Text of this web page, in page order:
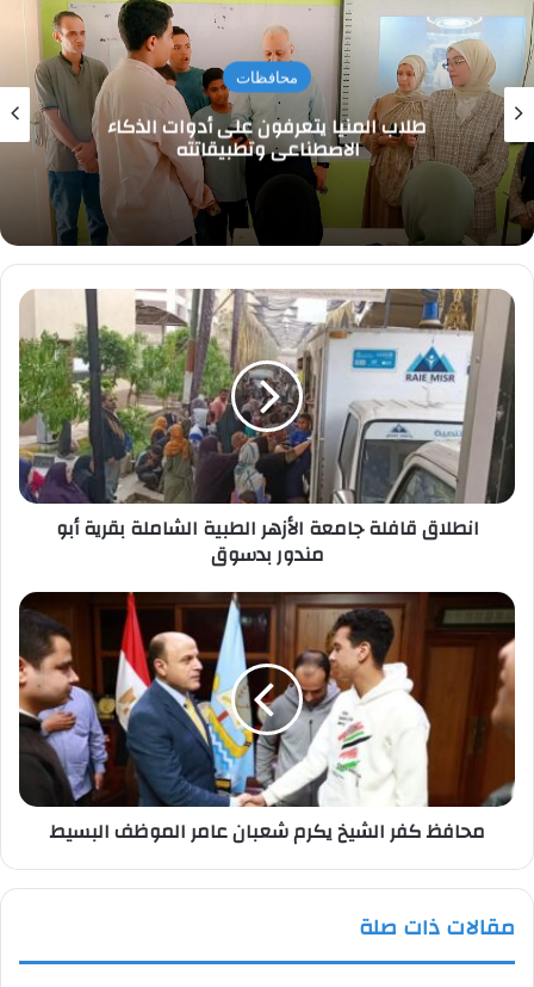
محافظات
طلاب المنيا يتعرفون على أدوات الذكاء
الاصطناعي وتطبيقاتته
انطلاق
قافلة
جامعة
الأزهر
الطبية
الشاملة
بقرية
أبو
مندور
بدسوقانطلاق قافلة جامعة الأزهر الطبية الشاملة بقرية أبو
مندور بدسوق
محافظ
كفر
الشيخ
يكرم
شعبان
عامر
البسيط
محافظ كفر الشيخ يكرم شعبان عامر الموظف البسيط
مقالات ذات صلة